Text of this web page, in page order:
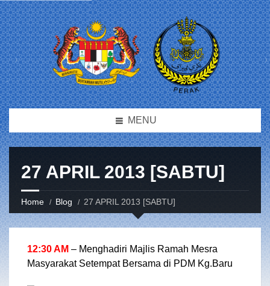
MENU
27 APRIL 2013 [SABTU]
Home Blog 27 APRIL 2013 [SABTU]
12:30 AM – Menghadiri Majlis Ramah Mesra
Masyarakat Setempat Bersama di PDM Kg.Baru